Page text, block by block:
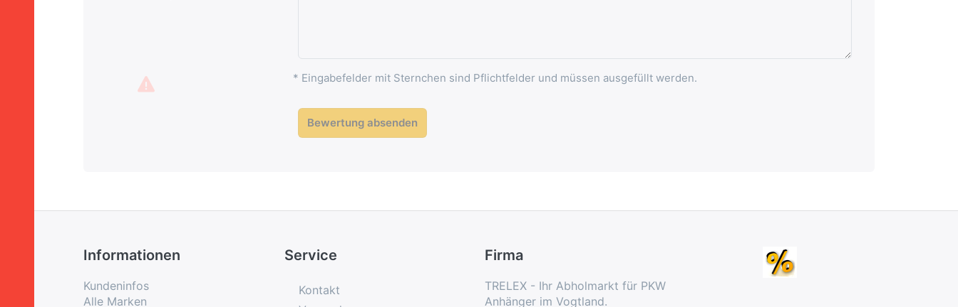
* Eingabefelder mit Sternchen sind Pflichtfelder und müssen ausgefüllt werden.
Bewertung absenden
Informationen
Kundeninfos
Alle Marken
Service
Kontakt
Firma
TRELEX - Ihr Abholmarkt für PKW
Anhänger im Vogtland.